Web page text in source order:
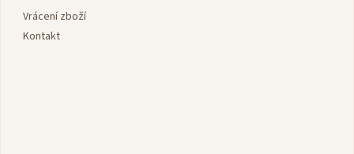
Vrácení zboží
Kontakt